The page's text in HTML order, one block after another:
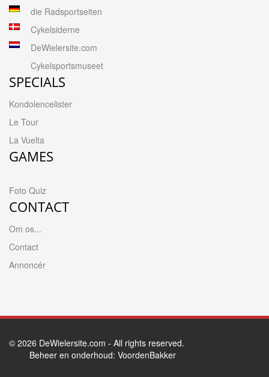
die Radsportseiten
Cykelsiderne
DeWielersite.com
Cykelsportsmuseet
SPECIALS
Kondolencelister
Le Tour
La Vuelta
GAMES
Foto Quiz
CONTACT
Om os...
Contact
Annoncér
© 2026 DeWielersite.com - All rights reserved.
Beheer en onderhoud: VoordenBakker